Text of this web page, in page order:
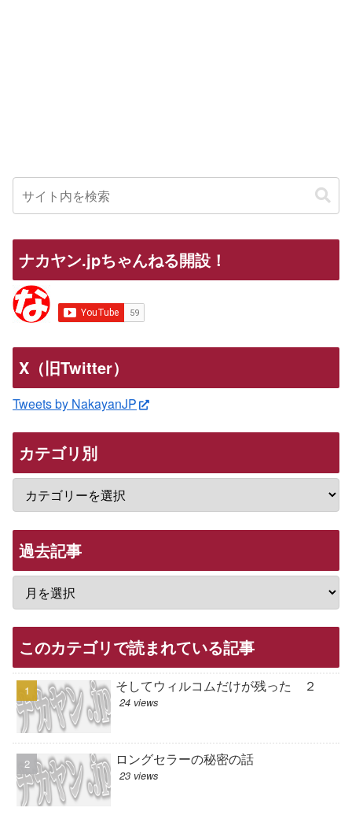
ナカヤン.jpちゃんねる開設！
X（旧Twitter）
Tweets by NakayanJP
カテゴリ別
過去記事
このカテゴリで読まれている記事
そしてウィルコムだけが残った ２
24 views
ロングセラーの秘密の話
23 views